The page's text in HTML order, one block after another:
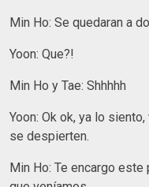
Min Ho: Se quedaran a
Yoon: Que?!
Min Ho y Tae: Shhhhh
Yoon: Ok ok, ya lo
se despierten.
Min Ho: Te encargo